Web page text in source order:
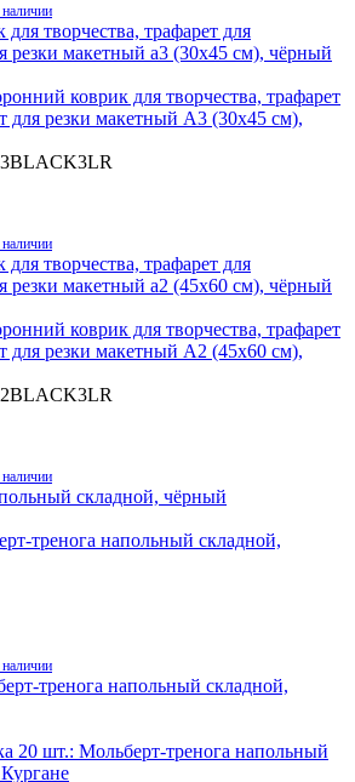
творчества, трафарет для
резки макетный а3 (30х45 см), чёрный
творчества, трафарет для
резки макетный а2 (45х60 см), чёрный
складной, чёрный
тренога напольный складной,